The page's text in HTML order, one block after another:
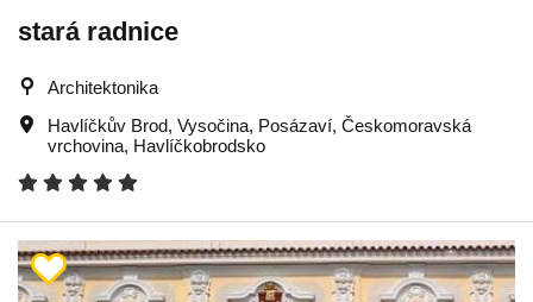
stará radnice
Architektonika
Havlíčkův Brod, Vysočina, Posázaví, Českomoravská
vrchovina, Havlíčkobrodsko